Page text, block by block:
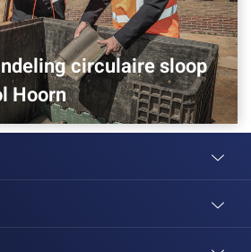
circulaire sloop
Hoorn